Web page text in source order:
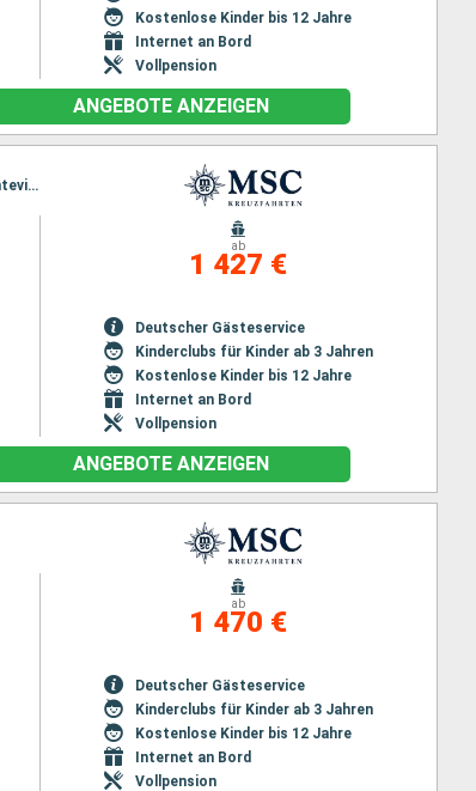
Kostenlose Kinder bis 12 Jahre
Internet an Bord
Vollpension
ANGEBOTE ANZEIGEN
Reiseroute : Barcelona, Gibraltar, Casablanca, Las Palmas, Maceio, Salvador de Bahia, Rio de Janeiro, Montevideo, Buenos Aires
ab
1 427 €
Deutscher Gästeservice
Kinderclubs für Kinder ab 3 Jahren
Kostenlose Kinder bis 12 Jahre
Internet an Bord
Vollpension
ANGEBOTE ANZEIGEN
ab
1 470 €
Deutscher Gästeservice
Kinderclubs für Kinder ab 3 Jahren
Kostenlose Kinder bis 12 Jahre
Internet an Bord
Vollpension